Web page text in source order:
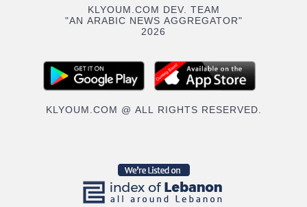
KLYOUM.COM DEV. TEAM
"AN ARABIC NEWS AGGREGATOR"
2026
KLYOUM.COM @ ALL RIGHTS RESERVED.